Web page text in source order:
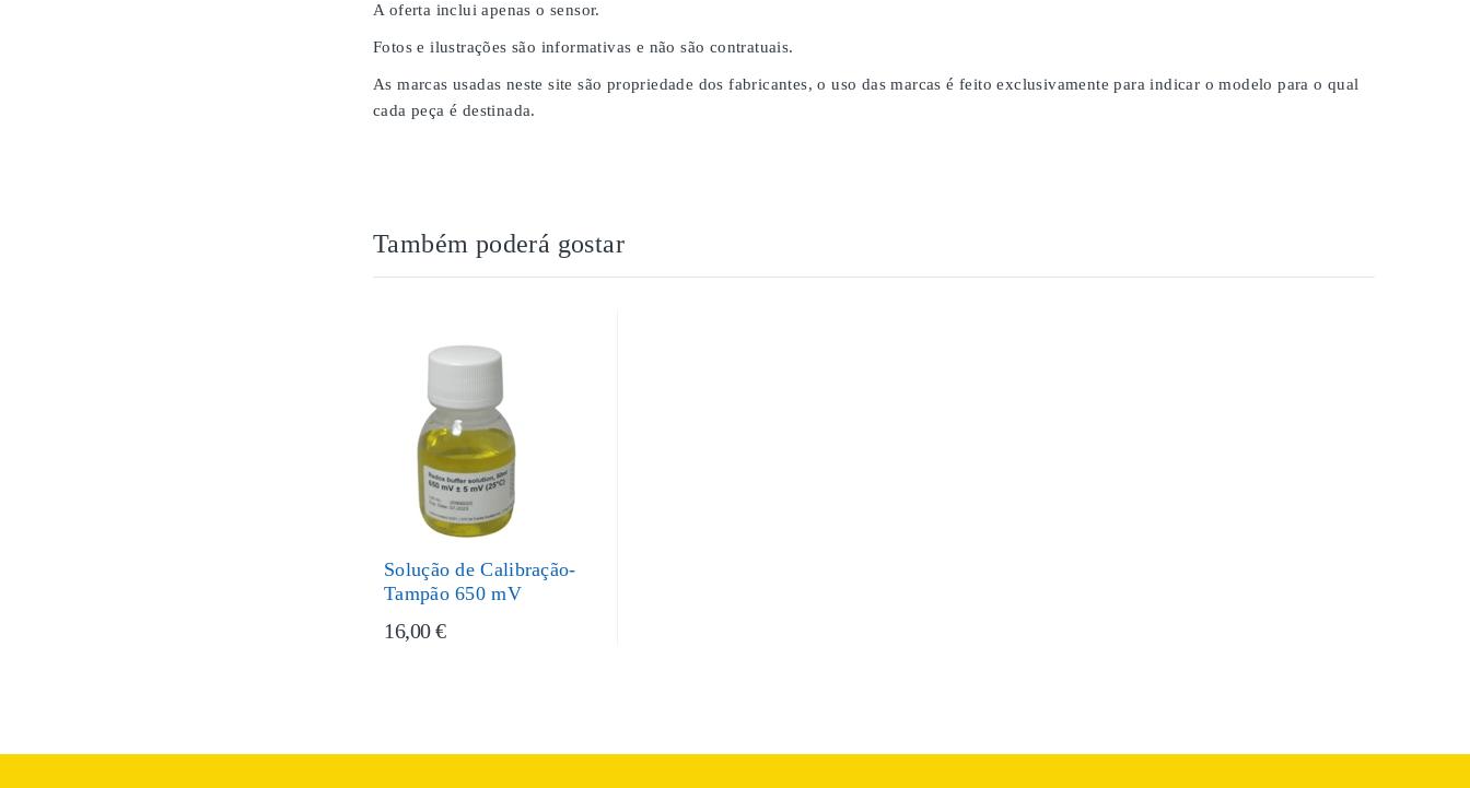
A oferta inclui apenas o sensor.
Fotos e ilustrações são informativas e não são contratuais.
As marcas usadas neste site são propriedade dos fabricantes, o uso das marcas é feito exclusivamente para indicar o modelo para o qual
cada peça é destinada.
Também poderá gostar
Solução de Calibração-
Tampão 650 mV
16,00 €